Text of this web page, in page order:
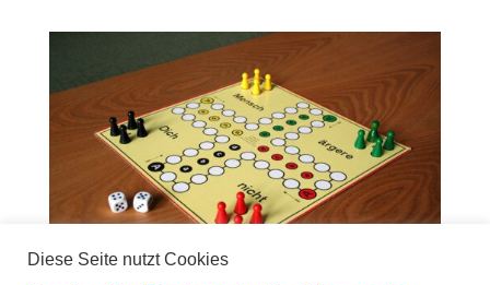
Diese Seite nutzt Cookies